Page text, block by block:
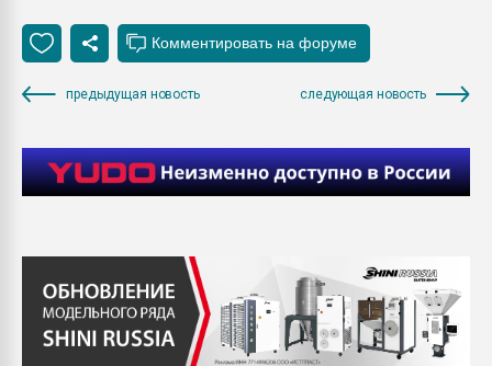
предыдущая новость следующая новость